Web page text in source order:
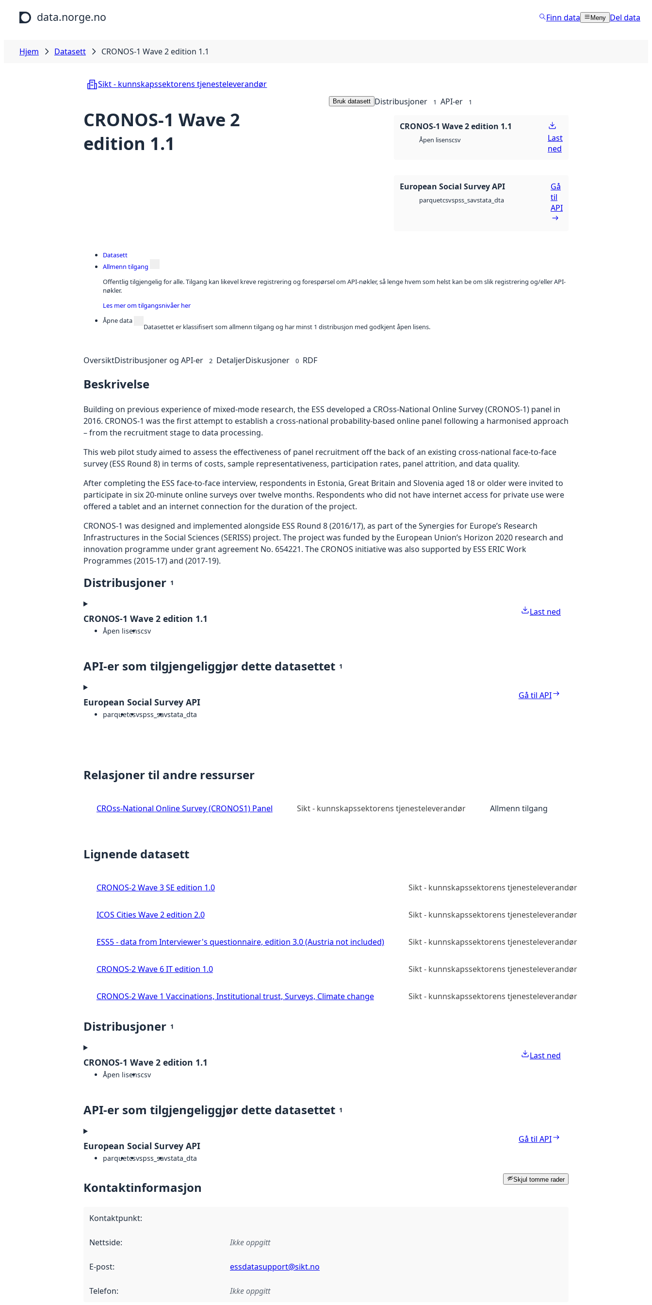
Hopp til hovedinnhold
data.norge.no Finn data Meny Del data
Hjem Datasett CRONOS-1 Wave 2 edition 1.1
Sikt - kunnskapssektorens tjenesteleverandør
CRONOS-1 Wave 2
edition 1.1
Bruk datasett Distribusjoner 1 API-er 1
CRONOS-1 Wave 2 edition 1.1
Åpen lisenscsv
Last
ned
European Social Survey API
parquetcsvspss_savstata_dta
Gå
til
API
Datasett
Allmenn tilgang
Offentlig tilgjengelig for alle. Tilgang kan likevel kreve registrering og forespørsel om API-nøkler, så lenge hvem som helst kan be om slik registrering og/eller API-
nøkler.
Les mer om tilgangsnivåer her
Åpne data
Datasettet er klassifisert som allmenn tilgang og har minst 1 distribusjon med godkjent åpen lisens.
OversiktDistribusjoner og API-er 2 DetaljerDiskusjoner 0 RDF
Beskrivelse
Building on previous experience of mixed-mode research, the ESS developed a CROss-National Online Survey (CRONOS-1) panel in
2016. CRONOS-1 was the first attempt to establish a cross-national probability-based online panel following a harmonised approach
– from the recruitment stage to data processing.
This web pilot study aimed to assess the effectiveness of panel recruitment off the back of an existing cross-national face-to-face
survey (ESS Round 8) in terms of costs, sample representativeness, participation rates, panel attrition, and data quality.
After completing the ESS face-to-face interview, respondents in Estonia, Great Britain and Slovenia aged 18 or older were invited to
participate in six 20-minute online surveys over twelve months. Respondents who did not have internet access for private use were
offered a tablet and an internet connection for the duration of the project.
CRONOS-1 was designed and implemented alongside ESS Round 8 (2016/17), as part of the Synergies for Europe’s Research
Infrastructures in the Social Sciences (SERISS) project. The project was funded by the European Union’s Horizon 2020 research and
innovation programme under grant agreement No. 654221. The CRONOS initiative was also supported by ESS ERIC Work
Programmes (2015-17) and (2017-19).
Distribusjoner 1
CRONOS-1 Wave 2 edition 1.1
Åpen lisenscsv
Last ned
API-er som tilgjengeliggjør dette datasettet 1
European Social Survey API
parquetcsvspss_savstata_dta
Gå til API
Relasjoner til andre ressurser
CROss-National Online Survey (CRONOS1) Panel Sikt - kunnskapssektorens tjenesteleverandør Allmenn tilgang
Lignende datasett
CRONOS-2 Wave 3 SE edition 1.0 Sikt - kunnskapssektorens tjenesteleverandør
ICOS Cities Wave 2 edition 2.0 Sikt - kunnskapssektorens tjenesteleverandør
ESS5 - data from Interviewer's questionnaire, edition 3.0 (Austria not included) Sikt - kunnskapssektorens tjenesteleverandør
CRONOS-2 Wave 6 IT edition 1.0 Sikt - kunnskapssektorens tjenesteleverandør
CRONOS-2 Wave 1 Vaccinations, Institutional trust, Surveys, Climate change Sikt - kunnskapssektorens tjenesteleverandør
Distribusjoner 1
CRONOS-1 Wave 2 edition 1.1
Åpen lisenscsv
Last ned
API-er som tilgjengeliggjør dette datasettet 1
European Social Survey API
parquetcsvspss_savstata_dta
Gå til API
Skjul tomme rader
Kontaktinformasjon
Kontaktpunkt:
Nettside: Ikke oppgitt
E-post: essdatasupport@sikt.no
Telefon: Ikke oppgitt